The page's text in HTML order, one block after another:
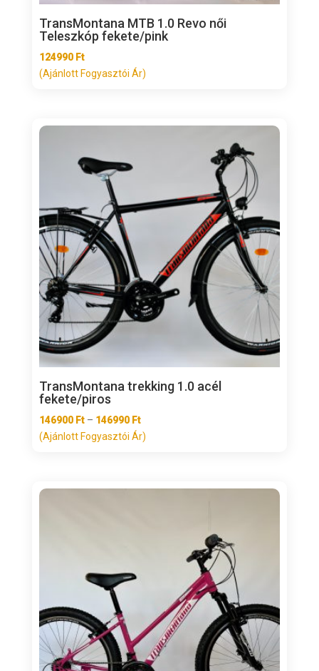
TransMontana MTB 1.0 Revo női
Teleszkóp fekete/pink
124990 Ft
(Ajánlott Fogyasztói Ár)
TransMontana trekking 1.0 acél
fekete/piros
146900 Ft – 146990 FtÁrtartomány:
146900 Ft
(Ajánlott Fogyasztói Ár)